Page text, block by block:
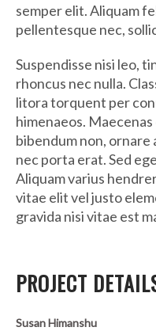
semper elit. Aliquam
pellentesque nec,
Suspendisse nisi leo,
rhoncus nec nulla.
litora torquent per
himenaeos.
bibendum non, ornare
nec porta erat. Sed
Aliquam varius
vitae elit vel justo
gravida nisi vitae est
PROJECT
Susan Himanshu